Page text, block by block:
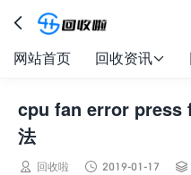

网站首页 回收资讯
cpu fan error press
法
 回收啦  2019-01-17 